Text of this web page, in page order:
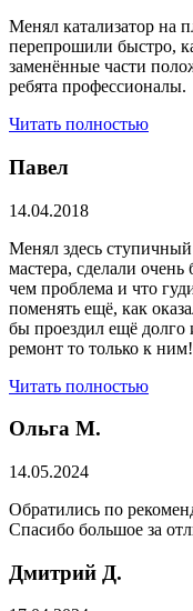
Менял катализатор на
перепрошили быстро,
заменённые части
ребята профессионалы.
Читать полностью
Павел
14.04.2018
Менял здесь
мастера, сделали
чем проблема и что
поменять ещё, как
бы проездил ещё
ремонт то только к
Читать полностью
Ольга М.
14.05.2024
Обратились по
Спасибо большое за
Дмитрий Д.